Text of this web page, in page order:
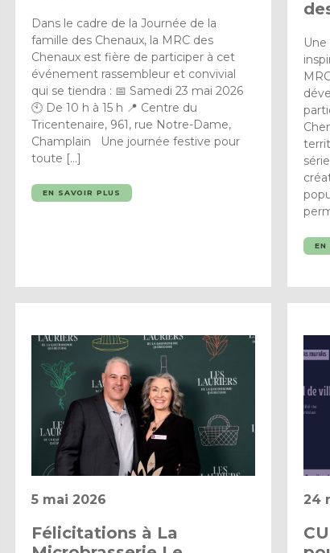
Dans le cadre de la Journée de la
famille des Chenaux, la MRC des
Chenaux est fière de participer à cet
événement rassembleur et convivial
qui se tiendra : 📅 Samedi 23 mai 2026
🕙 De 10 h à 15 h 📍 Centre du
Tricentenaire, 961, rue Notre-Dame,
Champlain Une journée festive pour
toute […]
EN SAVOIR PLUS
EN
5 mai 2026
Félicitations à La
24